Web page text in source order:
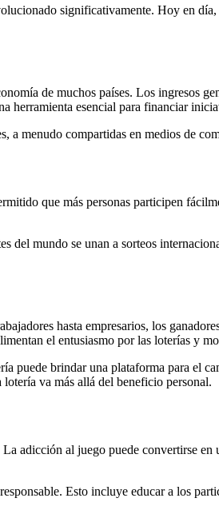
significativamente. Hoy en
de muchos países. Los ingresos
herramienta esencial para financiar
menudo compartidas en medios de
que más personas participen
mundo se unan a sorteos
hasta empresarios, los
el entusiasmo por las loterías y
brindar una plataforma para el
va más allá del beneficio personal.
adicción al juego puede convertirse
Esto incluye educar a los